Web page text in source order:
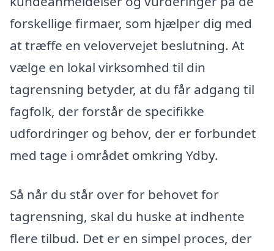
forskellige firmaer, som hjælper dig med
at træffe en velovervejet beslutning. At
vælge en lokal virksomhed til din
tagrensning betyder, at du får adgang til
fagfolk, der forstår de specifikke
udfordringer og behov, der er forbundet
med tage i området omkring Ydby.
Så når du står over for behovet for
tagrensning, skal du huske at indhente
flere tilbud. Det er en simpel proces, der